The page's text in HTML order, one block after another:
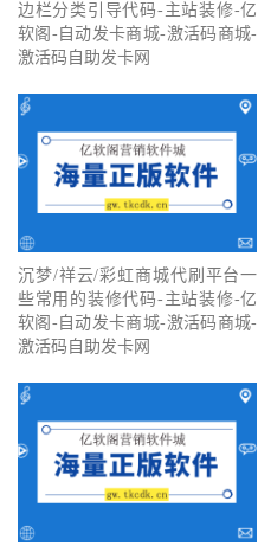
边栏分类引导代码-主站装修-亿
软阁-自动发卡商城-激活码商城-
激活码自助发卡网
沉梦/祥云/彩虹商城代刷平台一
些常用的装修代码-主站装修-亿
软阁-自动发卡商城-激活码商城-
激活码自助发卡网